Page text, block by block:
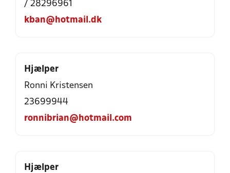
/ 28296961
kban@hotmail.dk
Hjælper
Ronni Kristensen
23699944
ronnibrian@hotmail.com
Hjælper